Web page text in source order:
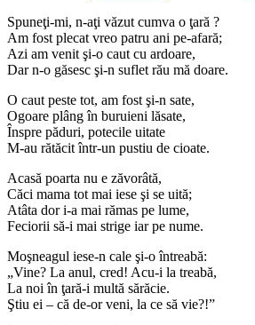
Spuneţi-mi, n-aţi văzut cumva o ţară ?
Am fost plecat vreo patru ani pe-afară;
Azi am venit şi-o caut cu ardoare,
Dar n-o găsesc şi-n suflet rău mă doare.
O caut peste tot, am fost şi-n sate,
Ogoare plâng în buruieni lăsate,
Înspre păduri, potecile uitate
M-au rătăcit într-un pustiu de cioate.
Acasă poarta nu e zăvorâtă,
Căci mama tot mai iese şi se uită;
Atâta dor i-a mai rămas pe lume,
Feciorii să-i mai strige iar pe nume.
Moşneagul iese-n cale şi-o întreabă:
„Vine? La anul, cred! Acu-i la treabă,
La noi în ţară-i multă sărăcie.
Ştiu ei – că de-or veni, la ce să vie?!”